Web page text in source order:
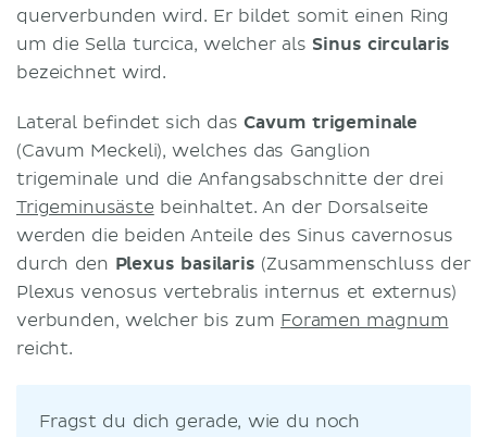
querverbunden wird. Er bildet somit einen Ring
um die Sella turcica, welcher als Sinus circularis
bezeichnet wird.
Lateral befindet sich dasCavum trigeminale
(Cavum Meckeli), welches das Ganglion
trigeminale und die Anfangsabschnitte der drei
Trigeminusäste beinhaltet. An der Dorsalseite
werden die beiden Anteile des Sinus cavernosus
durch den Plexus basilaris (Zusammenschluss der
Plexus venosus vertebralis internus et externus)
verbunden, welcher bis zum Foramen magnum
reicht.
Fragst du dich gerade, wie du noch